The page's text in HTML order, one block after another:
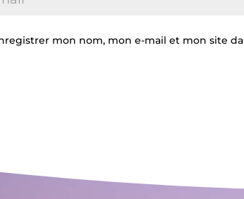
mon nom, mon e-mail et mon site